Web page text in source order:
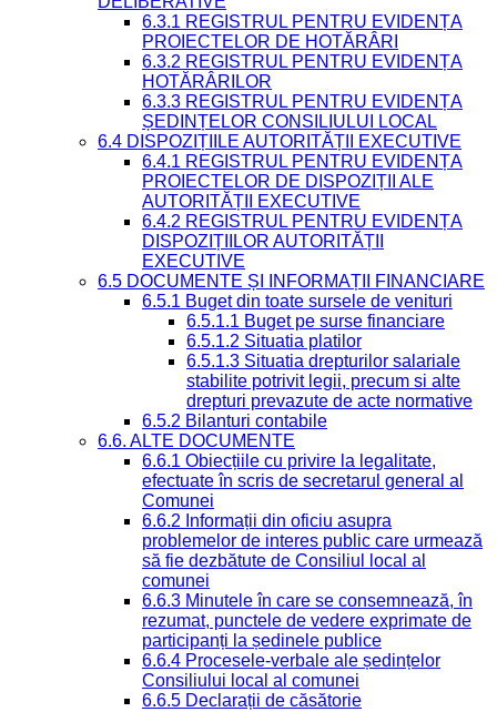
6.3.1 REGISTRUL PENTRU EVIDENȚA
PROIECTELOR DE HOTĂRÂRI
6.3.2 REGISTRUL PENTRU EVIDENȚA
HOTĂRÂRILOR
6.3.3 REGISTRUL PENTRU EVIDENȚA
ȘEDINȚELOR CONSILIULUI LOCAL
6.4 DISPOZIȚIILE AUTORITĂȚII EXECUTIVE
6.4.1 REGISTRUL PENTRU EVIDENȚA
PROIECTELOR DE DISPOZIȚII ALE
AUTORITĂȚII EXECUTIVE
6.4.2 REGISTRUL PENTRU EVIDENȚA
DISPOZIȚIILOR AUTORITĂȚII
EXECUTIVE
6.5 DOCUMENTE ȘI INFORMAȚII FINANCIARE
6.5.1 Buget din toate sursele de venituri
6.5.1.1 Buget pe surse financiare
6.5.1.2 Situatia platilor
6.5.1.3 Situatia drepturilor salariale
stabilite potrivit legii, precum si alte
drepturi prevazute de acte normative
6.5.2 Bilanturi contabile
6.6. ALTE DOCUMENTE
6.6.1 Obiecțiile cu privire la legalitate,
efectuate în scris de secretarul general al
Comunei
6.6.2 Informații din oficiu asupra
problemelor de interes public care urmează
să fie dezbătute de Consiliul local al
comunei
6.6.3 Minutele în care se consemnează, în
rezumat, punctele de vedere exprimate de
participanți la ședinele publice
6.6.4 Procesele-verbale ale ședințelor
Consiliului local al comunei
6.6.5 Declarații de căsătorie